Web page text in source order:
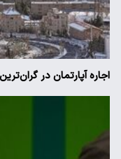
اجاره آپارتمان در